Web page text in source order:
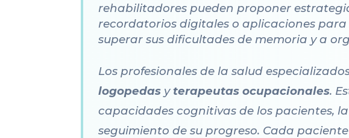
rehabilitadores pueden proponer
recordatorios digitales o aplicaciones
superar sus dificultades de memoria y a
Los profesionales de la salud
logopedas y terapeutas ocupacionales.
capacidades cognitivas de los pacientes,
seguimiento de su progreso. Cada